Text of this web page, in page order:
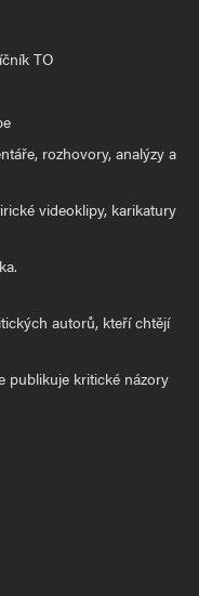
TO
rozhovory, analýzy a
videoklipy, karikatury
autorů, kteří chtějí
publikuje kritické názory